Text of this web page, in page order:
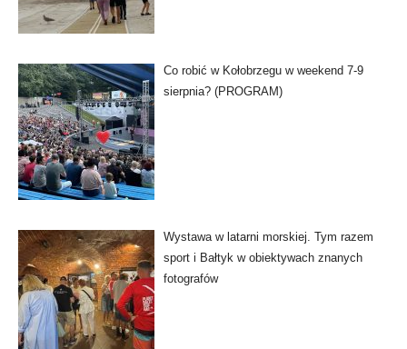
Co robić w Kołobrzegu w weekend 7-9
sierpnia? (PROGRAM)
Wystawa w latarni morskiej. Tym razem
sport i Bałtyk w obiektywach znanych
fotografów